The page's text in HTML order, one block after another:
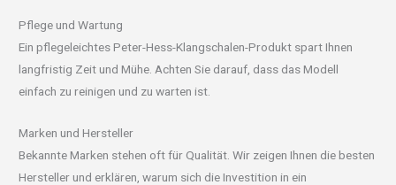
Pflege und Wartung
Ein pflegeleichtes Peter-Hess-Klangschalen-Produkt spart Ihnen
langfristig Zeit und Mühe. Achten Sie darauf, dass das Modell
einfach zu reinigen und zu warten ist.
Marken und Hersteller
Bekannte Marken stehen oft für Qualität. Wir zeigen Ihnen die besten
Hersteller und erklären, warum sich die Investition in ein